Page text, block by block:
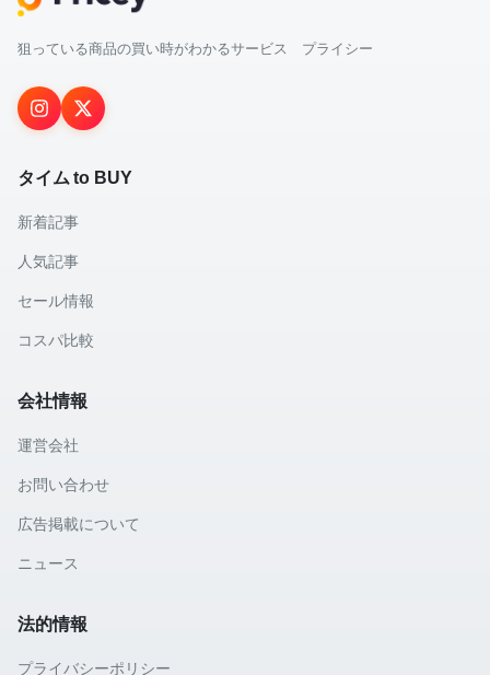
狙っている商品の買い時がわかるサービス プライシー
タイム to BUY
新着記事
人気記事
セール情報
コスパ比較
会社情報
運営会社
お問い合わせ
広告掲載について
ニュース
法的情報
プライバシーポリシー